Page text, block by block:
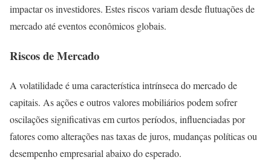
impactar os investidores. Estes riscos variam desde flutuações de
mercado até eventos econômicos globais.
Riscos de Mercado
A volatilidade é uma característica intrínseca do mercado de
capitais. As ações e outros valores mobiliários podem sofrer
oscilações significativas em curtos períodos, influenciadas por
fatores como alterações nas taxas de juros, mudanças políticas ou
desempenho empresarial abaixo do esperado.